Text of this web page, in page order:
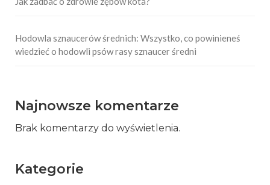
Hodowla sznaucerów średnich: Wszystko, co powinieneś
wiedzieć o hodowli psów rasy sznaucer średni
Najnowsze komentarze
Brak komentarzy do wyświetlenia.
Kategorie